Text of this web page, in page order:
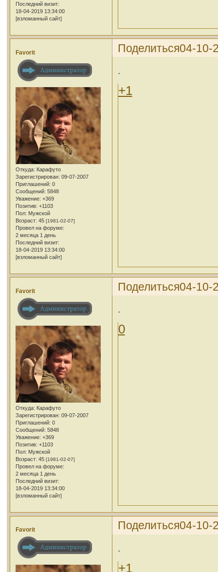
Последний визит:
18-04-2019 13:34:00
[взломанный сайт]
Поделиться04-10-
Favorit
Откуда: Карафуто
Зарегистрирован: 09-07-2007
Приглашений: 0
Сообщений: 5848
Уважение: +369
Позитив: +1103
Пол: Мужской
Возраст: 45 [1981-02-07]
Провел на форуме:
2 месяца 1 день
Последний визит:
18-04-2019 13:34:00
[взломанный сайт]
.
+1
Поделиться04-10-
Favorit
Откуда: Карафуто
Зарегистрирован: 09-07-2007
Приглашений: 0
Сообщений: 5848
Уважение: +369
Позитив: +1103
Пол: Мужской
Возраст: 45 [1981-02-07]
Провел на форуме:
2 месяца 1 день
Последний визит:
18-04-2019 13:34:00
[взломанный сайт]
.
0
Поделиться04-10-
Favorit
.
+1